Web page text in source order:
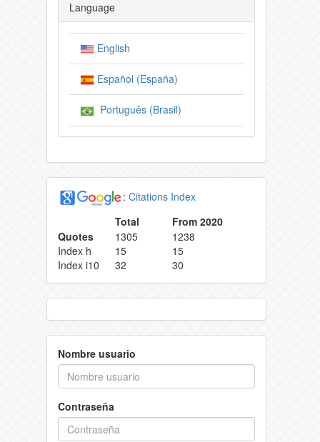
Language
English
Español (España)
Português (Brasil)
: Citations Index
Total
From 2020
Quotes
1305
1238
Index h
15
15
Index i10
32 30
Nombre usuario
Contraseña